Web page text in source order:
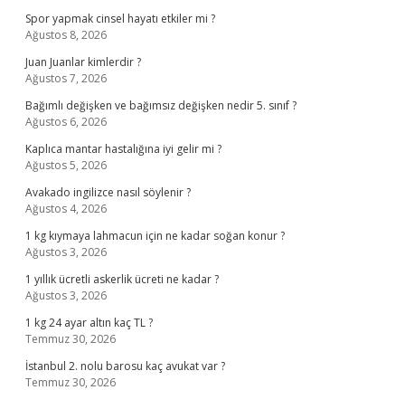
Spor yapmak cinsel hayatı etkiler mi ?
Ağustos 8, 2026
Juan Juanlar kimlerdir ?
Ağustos 7, 2026
Bağımlı değişken ve bağımsız değişken nedir 5. sınıf ?
Ağustos 6, 2026
Kaplıca mantar hastalığına iyi gelir mi ?
Ağustos 5, 2026
Avakado ingilizce nasıl söylenir ?
Ağustos 4, 2026
1 kg kıymaya lahmacun için ne kadar soğan konur ?
Ağustos 3, 2026
1 yıllık ücretli askerlik ücreti ne kadar ?
Ağustos 3, 2026
1 kg 24 ayar altın kaç TL ?
Temmuz 30, 2026
İstanbul 2. nolu barosu kaç avukat var ?
Temmuz 30, 2026